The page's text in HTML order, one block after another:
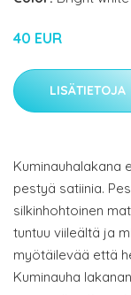
40 EUR
LISÄTIETOJA
Kuminauhalakana
pestyä satiinia.
silkinhohtoinen
tuntuu viileältä ja
myötäilevää että
Kuminauha